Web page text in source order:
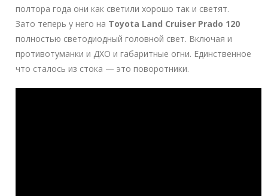
полтора года они как светили хорошо так и светят.
Зато теперь у него на Toyota Land Cruiser Prado 120
полностью светодиодный головной свет. Включая и
противотуманки и ДХО и габаритные огни. Единственное
что сталось из стока — это поворотники.